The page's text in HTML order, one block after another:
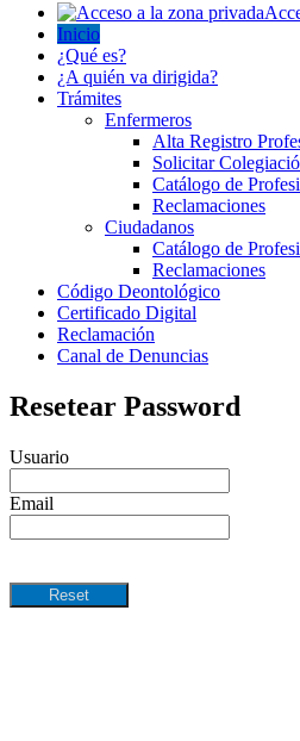
Inicio
¿Qué es?
¿A quién va dirigida?
Trámites
Enfermeros
Alta Registro
Solicitar
Catálogo de
Reclamaciones
Ciudadanos
Catálogo de
Reclamaciones
Código Deontológico
Certificado Digital
Reclamación
Canal de Denuncias
Resetear Password
Usuario
Email